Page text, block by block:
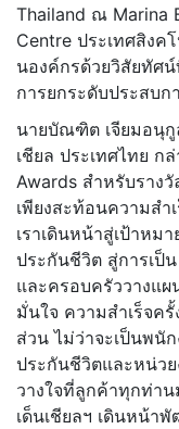
Thailand ณ Marina
Centre ประเทศสิงค
นองค์กรด้วยวิสัยทัศ
การยกระดับประสบ
นายบัณฑิต เจียมอนุกู
เชียล ประเทศไทย ก
Awards สำหรับราง
เพียงสะท้อนความสำ
เราเดินหน้าสู่เป้าหมา
ประกันชีวิต สู่การเป็
และครอบครัววางแผ
มั่นใจ ความสำเร็จครั้
ส่วน ไม่ว่าจะเป็นพนั
ประกันชีวิตและหน่ว
วางใจที่ลูกค้าทุกท่าน
เด็นเชียลฯ เดินหน้